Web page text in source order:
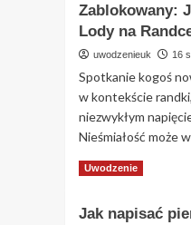
Zablokowany:
Lody na
uwodzenieuk 16
Spotkanie kogoś
w kontekście
niezwykłym
Nieśmiałość może
Read MoreRead
Gdy
Uwodzenie
Jak napisać